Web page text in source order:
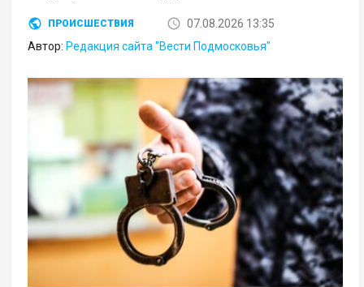
ПРОИСШЕСТВИЯ
07.08.2026 13:35
Автор: Редакция сайта "Вести Подмосковья"